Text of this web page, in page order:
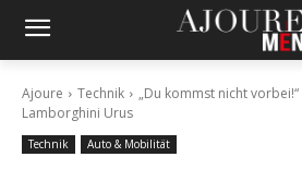
Ajoure Technik
„Du kommst nicht vorbei!“
Lamborghini Urus
Technik Auto & Mobilität